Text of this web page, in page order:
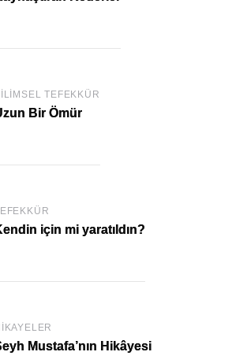
TEFEKKÜR
Bir Ömür
için mi yaratıldın?
Mustafa’nın Hikâyesi